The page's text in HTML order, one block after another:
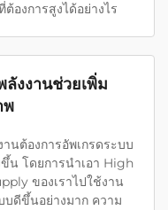
องการสูงได้อย่างไร
ลังงานช่วยเพิ่ม
พ
นต้องการอัพเกรดระบบ
น โดยการนำเอา High
ของเราไปใช้งาน
บดีขึ้นอย่างมาก ความ